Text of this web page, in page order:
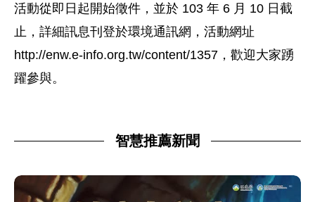
活動從即日起開始徵件，並於 103 年 6 月 10 日截
止，詳細訊息刊登於環境通訊網，活動網址
http://enw.e-info.org.tw/content/1357，歡迎大家踴
躍參與。
智慧推薦新聞